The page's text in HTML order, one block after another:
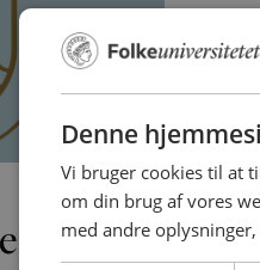
Denne
Vi bruger cookies til at
om din brug af vores
med andre